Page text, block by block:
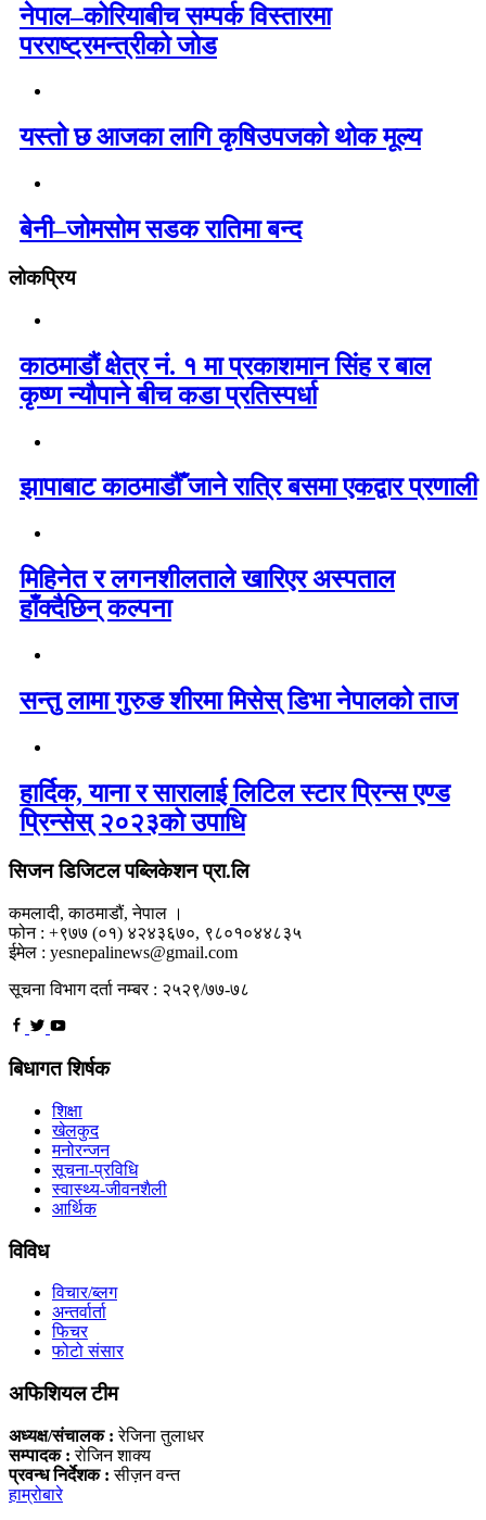
नेपाल–कोरियाबीच सम्पर्क विस्तारमा
परराष्ट्रमन्त्रीको जोड
यस्तो छ आजका लागि कृषिउपजको थोक मूल्य
बेनी–जोमसोम सडक रातिमा बन्द
लोकप्रिय
काठमाडौं क्षेत्र नं. १ मा प्रकाशमान सिंह र बाल
कृष्ण न्यौपाने बीच कडा प्रतिस्पर्धा
झापाबाट काठमाडौँ जाने रात्रि बसमा एकद्वार प्रणाली
मिहिनेत र लगनशीलताले खारिएर अस्पताल
हाँक्दैछिन् कल्पना
सन्तु लामा गुरुङ शीरमा मिसेस् डिभा नेपालको ताज
हार्दिक, याना र सारालाई लिटिल स्टार प्रिन्स एण्ड
प्रिन्सेस् २०२३को उपाधि
सिजन डिजिटल पब्लिकेशन प्रा.लि
कमलादी, काठमाडौं, नेपाल ।
फोन : +९७७ (०१) ४२४३६७०, ९८०१०४४८३५
ईमेल : yesnepalinews@gmail.com
सूचना विभाग दर्ता नम्बर : २५२९/७७-७८
बिधागत शिर्षक
शिक्षा
खेलकुद
मनोरन्जन
सूचना-प्रविधि
स्वास्थ्य-जीवनशैली
आर्थिक
विविध
विचार/ब्लग
अन्तर्वार्ता
फिचर
फोटो संसार
अफिशियल टीम
अध्यक्ष/संचालक : रेजिना तुलाधर
सम्पादक : रोजिन शाक्य
प्रवन्ध निर्देशक : सीज़न वन्त
हाम्रोबारे